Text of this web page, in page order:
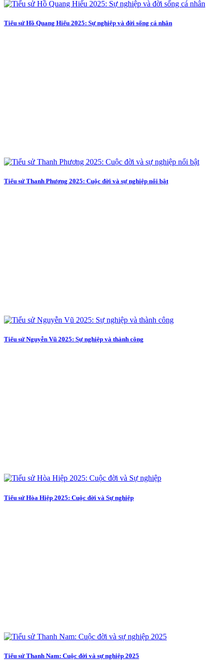
Tiểu sử Hồ Quang Hiếu 2025: Sự nghiệp và đời sống cá nhân
Tiểu sử Thanh Phương 2025: Cuộc đời và sự nghiệp nổi bật
Tiểu sử Nguyễn Vũ 2025: Sự nghiệp và thành công
Tiểu sử Hòa Hiệp 2025: Cuộc đời và Sự nghiệp
Tiểu sử Thanh Nam: Cuộc đời và sự nghiệp 2025